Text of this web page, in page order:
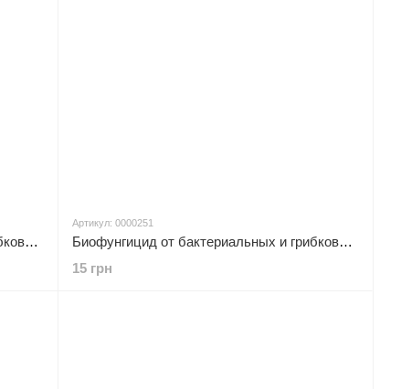
Биофунгицид от бактериальных и грибковых заболеваний для винограда, 20г Effect 0000231
Артикул: 0000251
Биофунгицид от бактериальных и грибковых заболеваний для огурцов, 5г Effect 0000251
15 грн